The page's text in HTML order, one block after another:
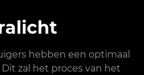
hebben een optimaal
zal het proces van het